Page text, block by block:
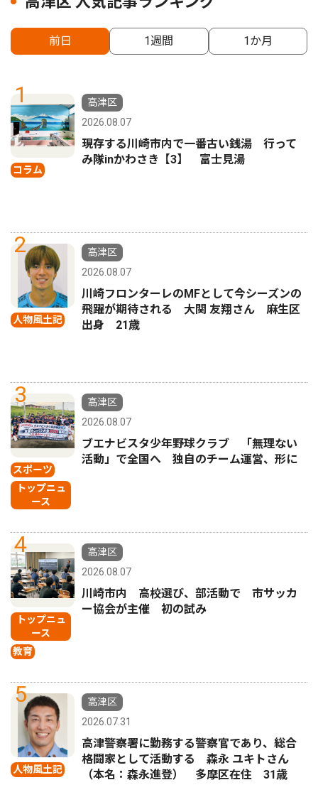
前日 1週間 1か月
1
コラム
高津区
2026.08.07
現存する川崎市内で一番古い銭湯 行って
み隊inかわさき【3】 富士見湯
2
人物風土記
高津区
2026.08.07
川崎フロンターレのMFとして今シーズンの
飛躍が期待される 大関 友翔さん 麻生区
出身 21歳
3
スポーツ
トップニュ
ース
高津区
2026.08.07
ブエナビスタ少年野球クラブ 「無理ない
活動」で全国へ 独自のチーム運営、形に
4
トップニュ
ース
教育
高津区
2026.08.07
川崎市内 高校選び、部活動で 市サッカ
ー協会が主催 初の試み
5
人物風土記
高津区
2026.07.31
高津警察署に勤務する警察官であり、総合
格闘家として活動する 森永 ユキトさん
（本名：森永進登） 多摩区在住 31歳